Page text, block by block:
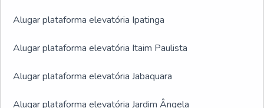
Alugar plataforma elevatória Ipatinga
Alugar plataforma elevatória Itaim Paulista
Alugar plataforma elevatória Jabaquara
Alugar plataforma elevatória Jardim Ângela